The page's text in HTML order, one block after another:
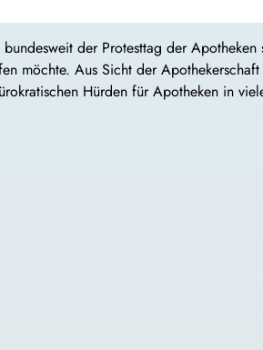
der Protesttag der
möchte. Aus Sicht der
Hürden für Apotheken in